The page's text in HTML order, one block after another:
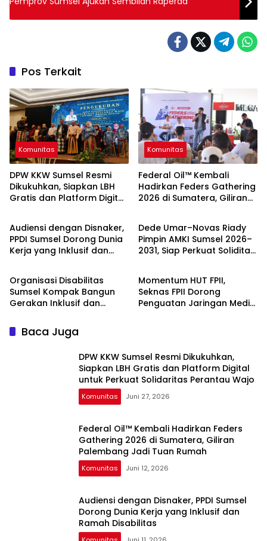
Pos Terkait
Komunitas
DPW KKW Sumsel Resmi
Dikukuhkan, Siapkan LBH
Gratis dan Platform Digital
Komunitas
Federal Oil™️ Kembali
Hadirkan Feders Gathering
2026 di Sumatera, Giliran
Komunitas
Audiensi dengan Disnaker,
PPDI Sumsel Dorong Dunia
Kerja yang Inklusif dan
Komunitas
Dede Umar–Novas Riady
Pimpin AMKI Sumsel 2026–
2031, Siap Perkuat Soliditas
Komunitas
Organisasi Disabilitas
Sumsel Kompak Bangun
Gerakan Inklusif dan
Komunitas
Momentum HUT FPII,
Seknas FPII Dorong
Penguatan Jaringan Media
Baca Juga
DPW KKW Sumsel Resmi Dikukuhkan,
Siapkan LBH Gratis dan Platform Digital
untuk Perkuat Solidaritas Perantau Wajo
Komunitas Juni 27, 2026
Federal Oil™️ Kembali Hadirkan Feders
Gathering 2026 di Sumatera, Giliran
Palembang Jadi Tuan Rumah
Komunitas Juni 12, 2026
Audiensi dengan Disnaker, PPDI Sumsel
Dorong Dunia Kerja yang Inklusif dan
Ramah Disabilitas